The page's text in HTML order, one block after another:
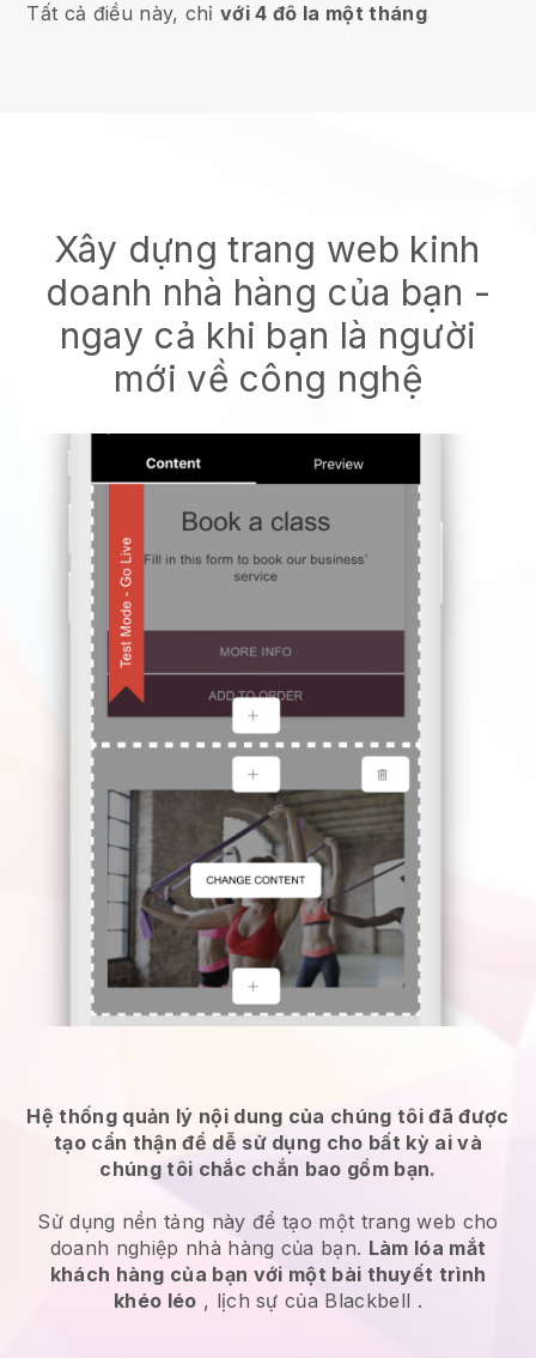
Tất cả điều này, chỉvới 4 đô la một tháng
Xây dựng trang web kinh
doanh nhà hàng của bạn -
ngay cả khi bạn là người
mới về công nghệ
Hệ thống quản lý nội dung của chúng tôi đã được
tạo cẩn thận để dễ sử dụng cho bất kỳ ai và
chúng tôi chắc chắn bao gồm bạn.
Sử dụng nền tảng này để tạo một trang web cho
doanh nghiệp nhà hàng của bạn. Làm lóa mắt
khách hàng của bạn với một bài thuyết trình
khéo léo , lịch sự của Blackbell .